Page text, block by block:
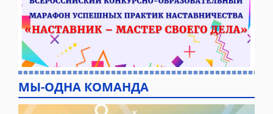
МЫ-ОДНА КОМАНДА